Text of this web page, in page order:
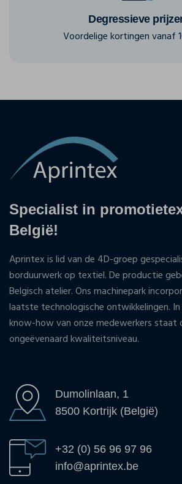
Degressieve
Voordelige kortingen vanaf
Specialist in
België!
Aprintex is lid van de 4D-groep
borduurwerk op textiel. De productie
Belgisch atelier. Ons machinepark
laatste technologische ontwikkelingen.
know-how van onze medewerkers staat
ongeëvenaard kwaliteitsniveau.
Dumolinlaan, 1
8500 Kortrijk (België)
+32 (0) 56 96 97 96
info@aprintex.be